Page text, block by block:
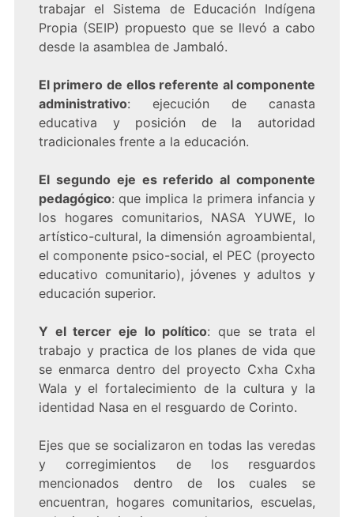
trabajar el Sistema de Educación Indígena
Propia (SEIP) propuesto que se llevó a cabo
desde la asamblea de Jambaló.
El primero de ellos referente al componente
administrativo: ejecución de canasta
educativa y posición de la autoridad
tradicionales frente a la educación.
El segundo eje es referido al componente
pedagógico: que implica la primera infancia y
los hogares comunitarios, NASA YUWE, lo
artístico-cultural, la dimensión agroambiental,
el componente psico-social, el PEC (proyecto
educativo comunitario), jóvenes y adultos y
educación superior.
Y el tercer eje lo político: que se trata el
trabajo y practica de los planes de vida que
se enmarca dentro del proyecto Cxha Cxha
Wala y el fortalecimiento de la cultura y la
identidad Nasa en el resguardo de Corinto.
Ejes que se socializaron en todas las veredas
y corregimientos de los resguardos
mencionados dentro de los cuales se
encuentran, hogares comunitarios, escuelas,